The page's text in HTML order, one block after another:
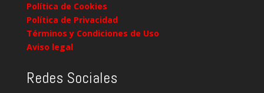
Política de Cookies
Política de Privacidad
Términos y Condiciones de Uso
Aviso legal
Redes Sociales